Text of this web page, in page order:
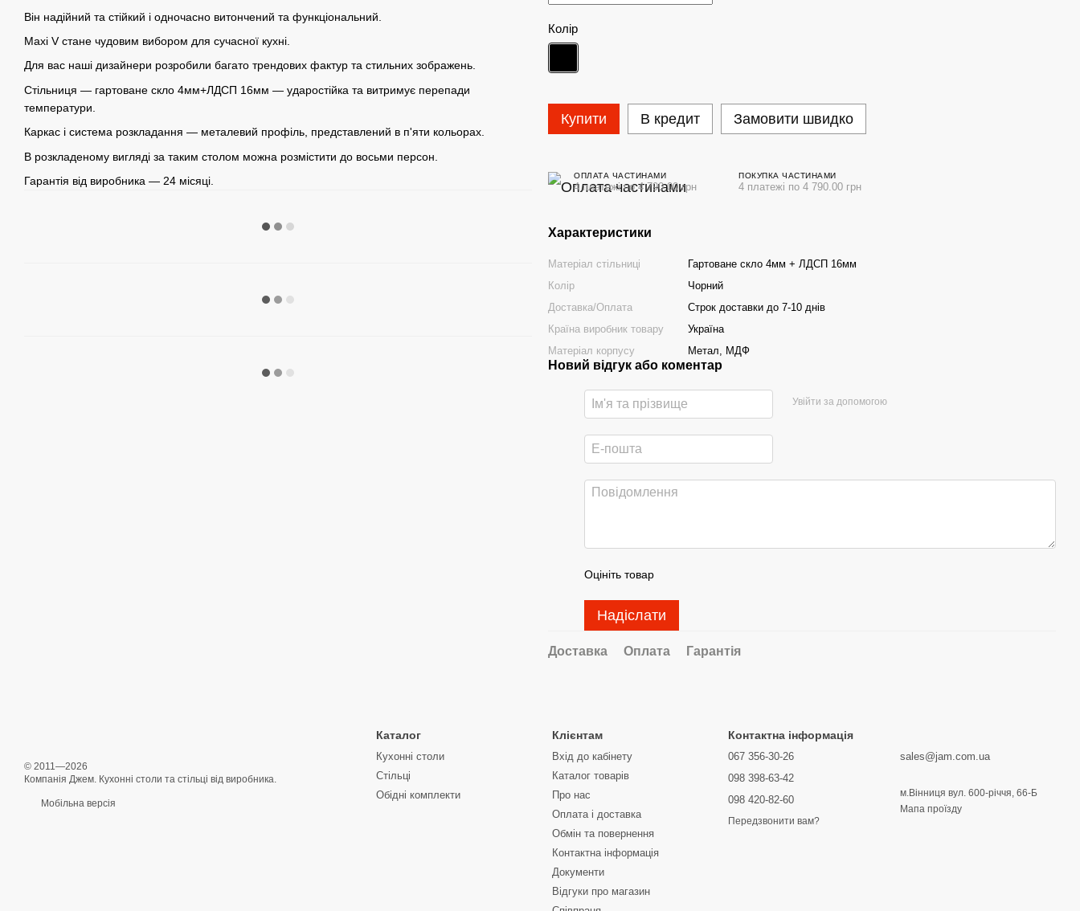
Він надійний та стійкий і одночасно витончений та функціональний.
Maxi V стане чудовим вибором для сучасної кухні.
Для вас наші дизайнери розробили багато трендових фактур та стильних зображень.
Стільниця — гартоване скло 4мм+ЛДСП 16мм — ударостійка та витримує перепади
температури.
Каркас і система розкладання — металевий профіль, представлений в п'яти кольорах.
В розкладеному вигляді за таким столом можна розмістити до восьми персон.
Гарантія від виробника — 24 місяці.
Колір
Купити В кредит Замовити швидко
ОПЛАТА ЧАСТИНАМИ
4 платежі по 4 790.00 грн
ПОКУПКА ЧАСТИНАМИ
4 платежі по 4 790.00 грн
Характеристики
Матеріал стільниці
Гартоване скло 4мм + ЛДСП 16мм
Колір
Чорний
Доставка/Оплата
Строк доставки до 7-10 днів
Країна виробник товару
Україна
Матеріал корпусу
Метал, МДФ
Новий відгук або коментар
Увійти за допомогою
Оцініть товар
Надіслати
Доставка Оплата Гарантія
© 2011—2026
Компанія Джем. Кухонні столи та стільці від виробника.
Мобільна версія
Каталог
Кухонні столи
Стільці
Обідні комплекти
Клієнтам
Вхід до кабінету
Каталог товарів
Про нас
Оплата і доставка
Обмін та повернення
Контактна інформація
Документи
Відгуки про магазин
Контактна інформація
067 356-30-26
098 398-63-42
098 420-82-60
Передзвонити вам?
sales@jam.com.ua
м.Вінниця вул. 600-річчя, 66-Б
Мапа проїзду